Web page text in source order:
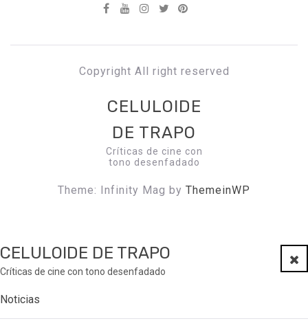
Copyright All right reserved
CELULOIDE
DE TRAPO
Críticas de cine con
tono desenfadado
Theme: Infinity Mag by ThemeinWP
CELULOIDE DE TRAPO
Críticas de cine con tono desenfadado
Noticias